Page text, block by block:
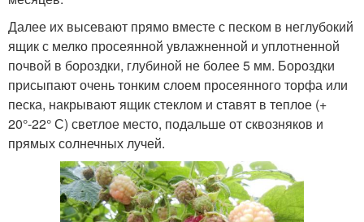
Далее их высевают прямо вместе с песком в неглубокий
ящик с мелко просеянной увлажненной и уплотненной
почвой в бороздки, глубиной не более 5 мм. Бороздки
присыпают очень тонким слоем просеянного торфа или
песка, накрывают ящик стеклом и ставят в теплое (+
20°-22° С) светлое место, подальше от сквозняков и
прямых солнечных лучей.